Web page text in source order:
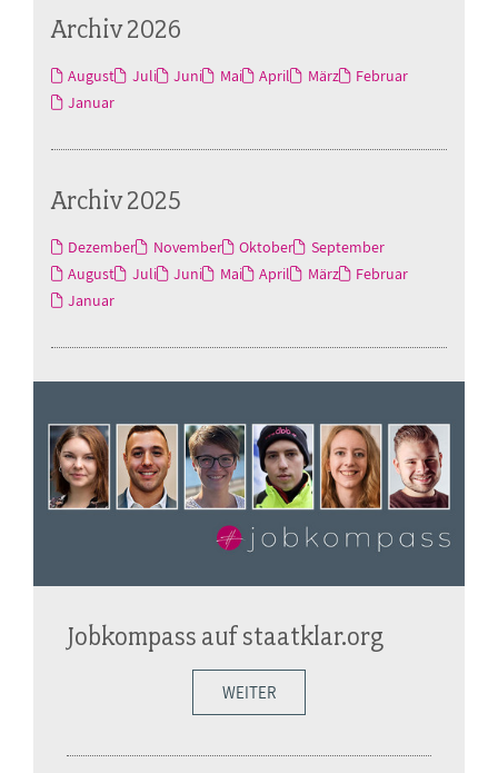
Archiv 2026
August Juli Juni Mai April März
Februar
Januar
Archiv 2025
Dezember November Oktober
September
August
Juli Juni Mai April März
Februar
Januar
Jobkompass auf staatklar.org
WEITER